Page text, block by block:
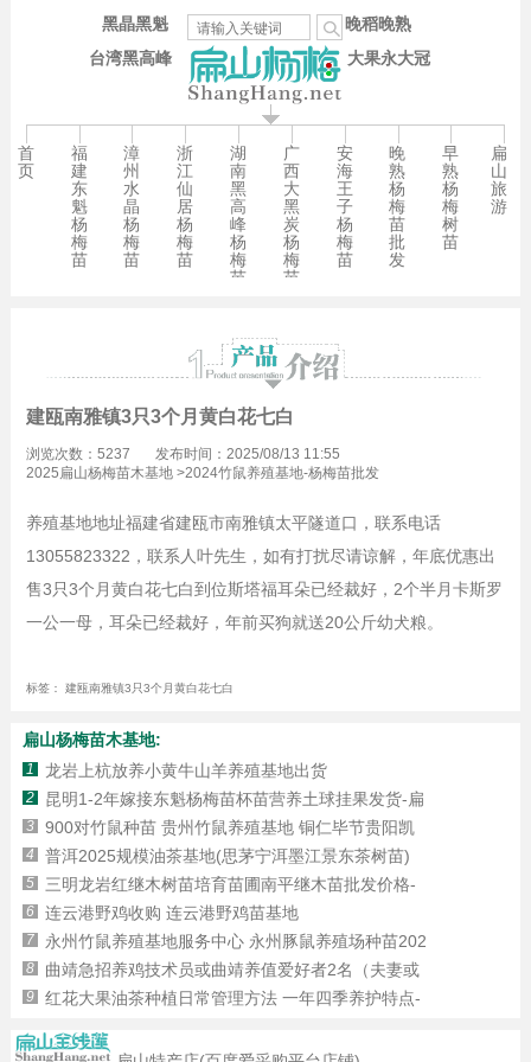
台湾黑高峰
晚稻晚熟
大果永大冠
黑晶黑魁
首
页
福
建
东
魁
杨
梅
苗
漳
州
水
晶
杨
梅
苗
浙
江
仙
居
杨
梅
苗
湖
南
黑
高
峰
杨
梅
苗
广
西
大
黑
炭
杨
梅
苗
安
海
王
子
杨
梅
苗
晚
熟
杨
梅
苗
批
发
早
熟
杨
梅
树
苗
扁
山
旅
游
建瓯南雅镇3只3个月黄白花七白
浏览次数：5237
发布时间：2025/08/13 11:55
2025扁山杨梅苗木基地>2024竹鼠养殖基地-杨梅苗批发
养殖基地地址福建省建瓯市南雅镇太平隧道口，联系电话
13055823322，联系人叶先生，如有打扰尽请谅解，年底优惠出
售3只3个月黄白花七白到位斯塔福耳朵已经裁好，2个半月卡斯罗
一公一母，耳朵已经裁好，年前买狗就送20公斤幼犬粮。
标签： 建瓯南雅镇3只3个月黄白花七白
扁山杨梅苗木基地:
1 龙岩上杭放养小黄牛山羊养殖基地出货
2 昆明1-2年嫁接东魁杨梅苗杯苗营养土球挂果发货-扁
3 900对竹鼠种苗 贵州竹鼠养殖基地 铜仁毕节贵阳凯
4 普洱2025规模油茶基地(思茅宁洱墨江景东茶树苗)
5 三明龙岩红继木树苗培育苗圃南平继木苗批发价格-
6 连云港野鸡收购 连云港野鸡苗基地
7 永州竹鼠养殖基地服务中心 永州豚鼠养殖场种苗202
8 曲靖急招养鸡技术员或曲靖养值爱好者2名（夫妻或
9 红花大果油茶种植日常管理方法 一年四季养护特点-